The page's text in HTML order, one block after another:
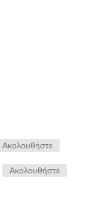
Ακολουθήστε
Ακολουθήστε